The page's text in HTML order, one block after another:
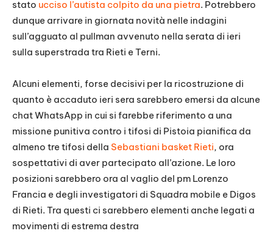
stato ucciso l’autista colpito da una pietra. Potrebbero
dunque arrivare in giornata novità nelle indagini
sull’agguato al pullman avvenuto nella serata di ieri
sulla superstrada tra Rieti e Terni.
Alcuni elementi, forse decisivi per la ricostruzione di
quanto è accaduto ieri sera sarebbero emersi da alcune
chat WhatsApp in cui si farebbe riferimento a una
missione punitiva contro i tifosi di Pistoia pianifica da
almeno tre tifosi della Sebastiani basket Rieti, ora
sospettativi di aver partecipato all’azione. Le loro
posizioni sarebbero ora al vaglio del pm Lorenzo
Francia e degli investigatori di Squadra mobile e Digos
di Rieti. Tra questi ci sarebbero elementi anche legati a
movimenti di estrema destra